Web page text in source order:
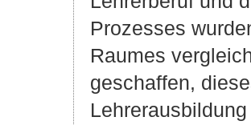
Prozesses
Raumes
geschaffen,